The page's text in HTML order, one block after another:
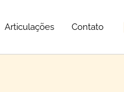
Articulações Contato